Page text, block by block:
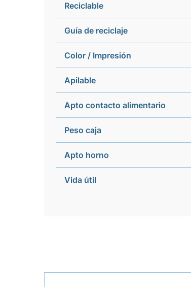
Reciclable
Guía de reciclaje
Color / Impresión
Apilable
Apto contacto alimentario
Peso caja
Apto horno
Vida útil